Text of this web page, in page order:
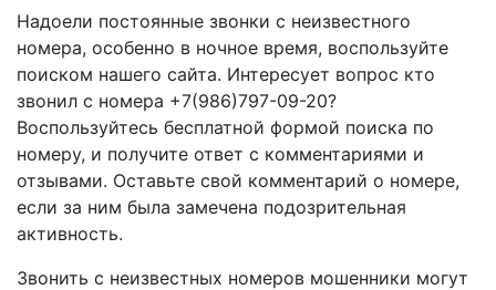
Надоели постоянные звонки с неизвестного
номера, особенно в ночное время, воспользуйте
поиском нашего сайта. Интересует вопрос кто
звонил с номера +7(986)797-09-20?
Воспользуйтесь бесплатной формой поиска по
номеру, и получите ответ с комментариями и
отзывами. Оставьте свой комментарий о номере,
если за ним была замечена подозрительная
активность.
Звонить с неизвестных номеров мошенники могут